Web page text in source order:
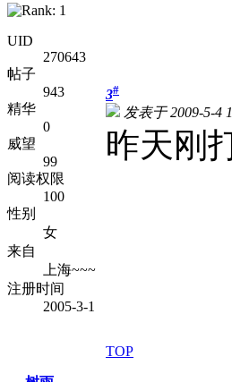
UID
270643
帖子
943
精华
0
威望
99
阅读权限
100
性别
女
来自
上海~~~
注册时间
2005-3-1
3#
发表于 2009-5-4
昨天刚
TOP